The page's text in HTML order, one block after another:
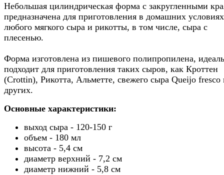
Небольшая цилиндрическая форма с закругленными
предназначена для приготовления в домашних условиях
любого мягкого сыра и рикотты, в том числе, сыра с
плесенью.
Форма изготовлена из пишевого полипропилена,
подходит для приготовления таких сыров, как Кроттен
(Crottin), Рикотта, Альметте, свежего сыра Queijo fresco
других.
Основные характеристики:
выход сыра - 120-150 г
объем - 180 мл
высота - 5,4 см
диаметр верхний - 7,2 см
диаметр нижний - 5,8 см